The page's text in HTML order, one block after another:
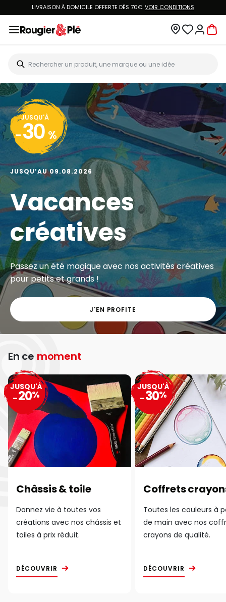
LIVRAISON À DOMICILE OFFERTE DÈS 70€.VOIR CONDITIONS
JUSQU'À
- 30 %
JUSQU’AU 09.08.2026
Vacances
créatives
Passez un été magique avec nos activités créatives
pour petits et grands !
J'EN PROFITE
En ce moment
Châssis & toile
Donnez vie à toutes vos
créations avec nos châssis et
toiles à prix réduit.
DÉCOUVRIR
JUSQU'À
-20%
Coffrets
Toutes les couleurs à
de main avec nos
crayons de qualité.
DÉCOUVRIR
JUSQU'À
-30%